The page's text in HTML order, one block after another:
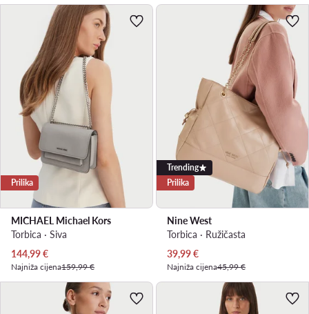
Prilika
MICHAEL Michael Kors
Torbica · Siva
Trenutna cijena
144,99€
Najniža cijena159,99 €
Trending
Prilika
Nine West
Torbica · Ružičasta
Trenutna cijena
39,99€
Najniža cijena45,99 €